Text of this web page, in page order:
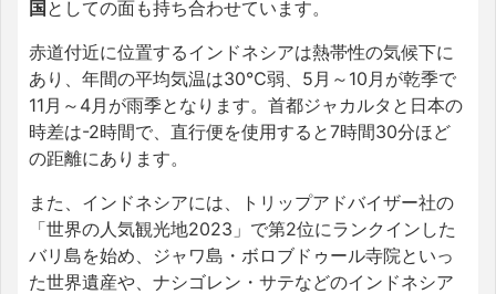
国としての面も持ち合わせています。
赤道付近に位置するインドネシアは熱帯性の気候下に
あり、年間の平均気温は30℃弱、5月～10月が乾季で
11月～4月が雨季となります。首都ジャカルタと日本の
時差は-2時間で、直行便を使用すると7時間30分ほど
の距離にあります。
また、インドネシアには、トリップアドバイザー社の
「世界の人気観光地2023」で第2位にランクインした
バリ島を始め、ジャワ島・ボロブドゥール寺院といっ
た世界遺産や、ナシゴレン・サテなどのインドネシア